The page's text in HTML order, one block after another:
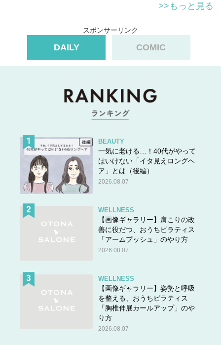
>>もっと見る
スポンサーリンク
DAILY COMIC
BEAUTY
一気に老ける…！40代がやって
はいけない「イタ見えロングヘ
ア」とは（後編）
2026.08.07
WELLNESS
【画像ギャラリー】肩こりの改
善に役だつ、おうちピラティス
「アームプッシュ」のやり方
2026.08.07
WELLNESS
【画像ギャラリー】姿勢と呼吸
を整える、おうちピラティス
「胸椎伸展カールアップ」のや
り方
2026.08.07